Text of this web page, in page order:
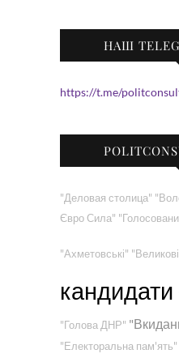
НАШ
https://t.me/
"Деловая столица"
Євро Сила"
"Ахметовські"
"Голова ДНР"
"Електоральна пам'ять"